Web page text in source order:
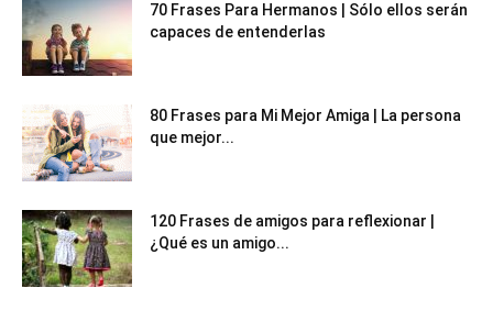
70 Frases Para Hermanos | Sólo ellos serán
capaces de entenderlas
80 Frases para Mi Mejor Amiga | La persona
que mejor...
120 Frases de amigos para reflexionar |
¿Qué es un amigo...